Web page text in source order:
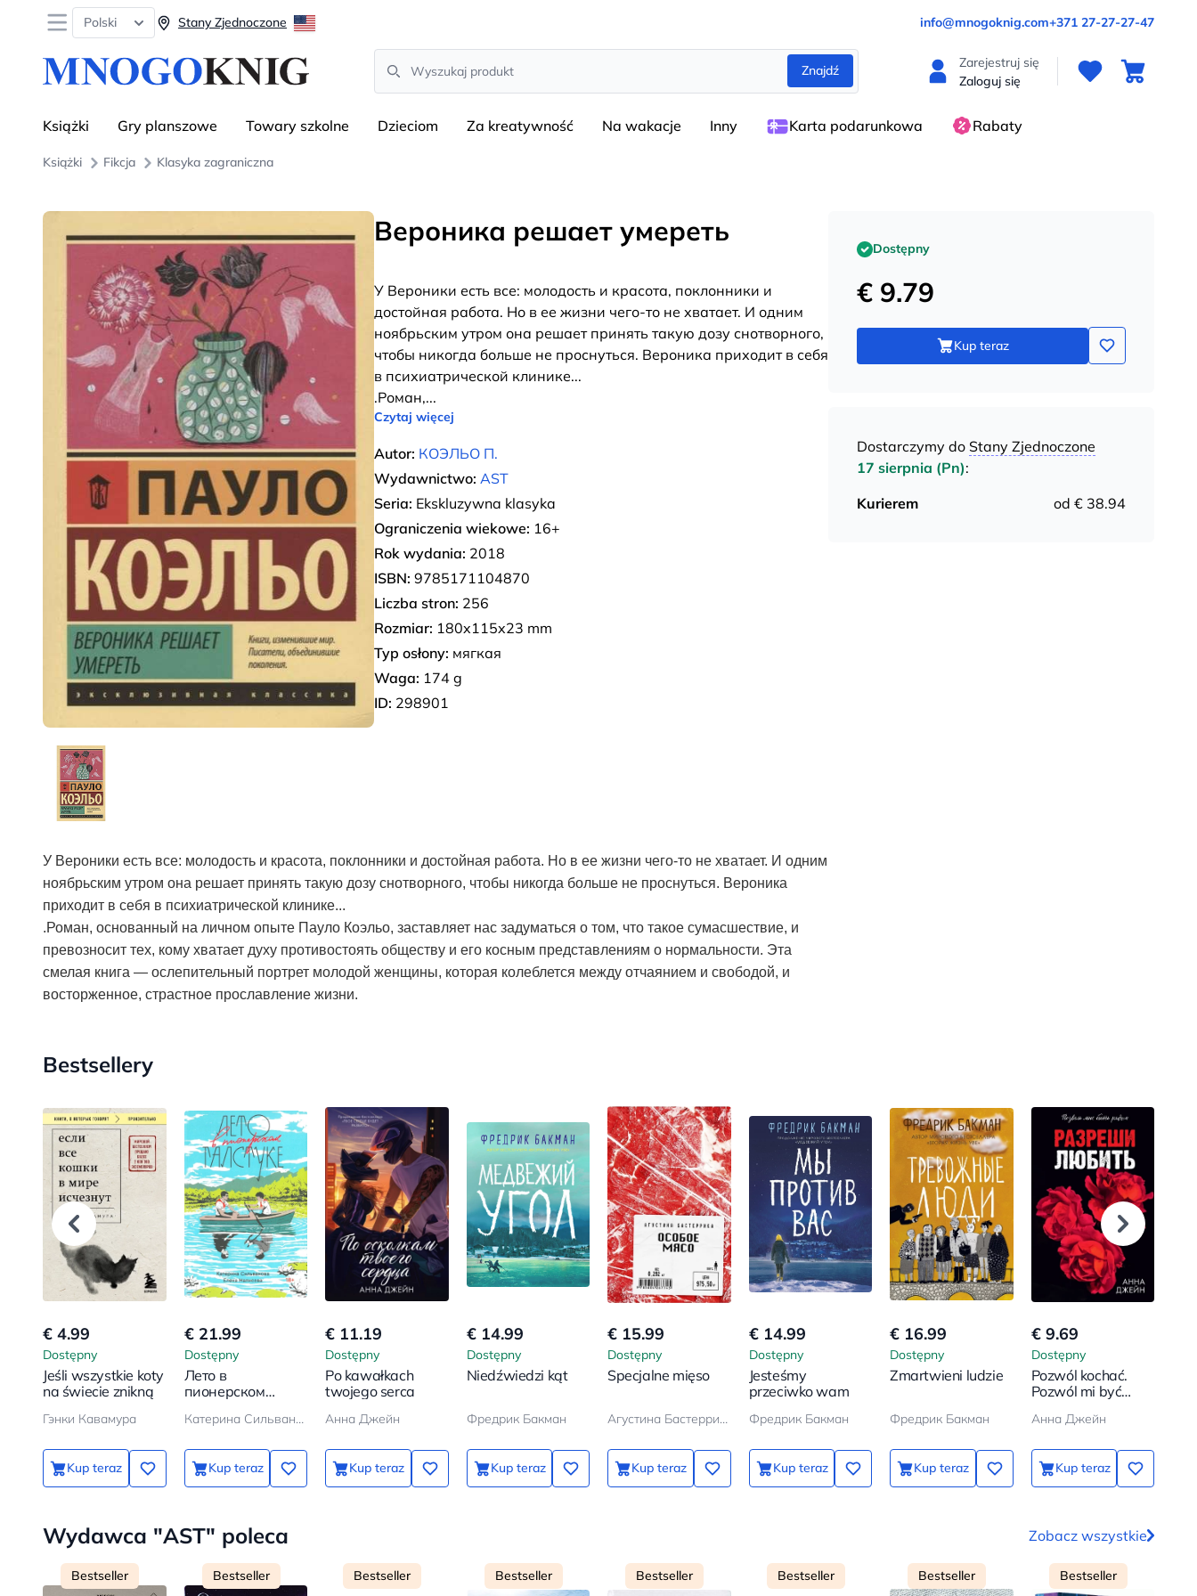
Open menu
Polski Stany Zjednoczone info@mnogoknig.com+371 27-27-27-47
Search
Znajdź
Zarejestruj się
Zaloguj się
Książki Gry planszowe Towary szkolne Dzieciom Za kreatywność Na wakacje Inny Karta podarunkowa Rabaty
Książki Fikcja Klasyka zagraniczna
Вероника решает умереть
У Вероники есть все: молодость и красота, поклонники и
достойная работа. Но в ее жизни чего-то не хватает. И одним
ноябрьским утром она решает принять такую дозу снотворного,
чтобы никогда больше не проснуться. Вероника приходит в себя
в психиатрической клинике...
.Роман,...
Czytaj więcej
Autor: КОЭЛЬО П.
Wydawnictwo: AST
Seria: Ekskluzywna klasyka
Ograniczenia wiekowe: 16+
Rok wydania: 2018
ISBN: 9785171104870
Liczba stron: 256
Rozmiar: 180x115x23 mm
Typ osłony: мягкая
Waga: 174 g
ID: 298901
У Вероники есть все: молодость и красота, поклонники и достойная работа. Но в ее жизни чего-то не хватает. И одним
ноябрьским утром она решает принять такую дозу снотворного, чтобы никогда больше не проснуться. Вероника
приходит в себя в психиатрической клинике...
.Роман, основанный на личном опыте Пауло Коэльо, заставляет нас задуматься о том, что такое сумасшествие, и
превозносит тех, кому хватает духу противостоять обществу и его косным представлениям о нормальности. Эта
смелая книга — ослепительный портрет молодой женщины, которая колеблется между отчаянием и свободой, и
восторженное, страстное прославление жизни.
Dostępny
€ 9.79
Kup teraz
Dostarczymy do Stany Zjednoczone
17 sierpnia (Pn):
Kurierem
od € 38.94
Bestsellery
€ 4.99
Dostępny
Jeśli wszystkie koty
na świecie znikną
Гэнки Кавамура
Kup teraz
€ 21.99
Dostępny
Лето в
пионерском
Катерина Сильванова, Елена Малисова
Kup teraz
€ 11.19
Dostępny
Po kawałkach
twojego serca
Анна Джейн
Kup teraz
€ 14.99
Dostępny
Niedźwiedzi kąt
Фредрик Бакман
Kup teraz
€ 15.99
Dostępny
Specjalne mięso
Агустина Бастеррика
Kup teraz
€ 14.99
Dostępny
Jesteśmy
przeciwko wam
Фредрик Бакман
Kup teraz
€ 16.99
Dostępny
Zmartwieni ludzie
Фредрик Бакман
Kup teraz
€ 9.69
Dostępny
Pozwól kochać.
Pozwól mi być
Анна Джейн
Kup teraz
Wydawca "AST" poleca Zobacz wszystkie
Bestseller Bestseller Bestseller Bestseller Bestseller Bestseller Bestseller Bestseller